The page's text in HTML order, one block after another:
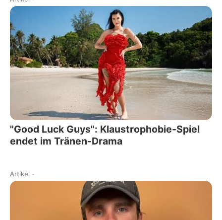
"Good Luck Guys": Klaustrophobie-Spiel
endet im Tränen-Drama
Artikel -